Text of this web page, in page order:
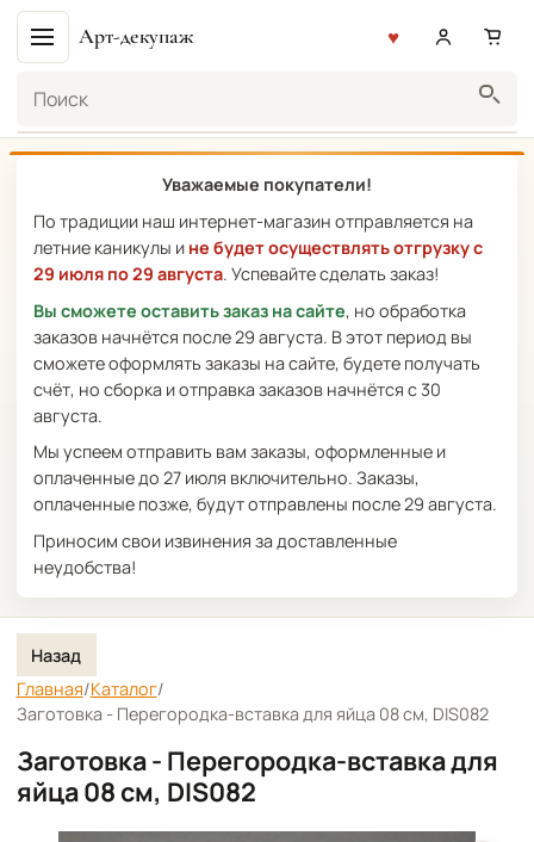
Арт-декупаж
Уважаемые покупатели!
По традиции наш интернет-магазин отправляется на
летние каникулы и не будет осуществлять отгрузку с
29 июля по 29 августа. Успевайте сделать заказ!
Вы сможете оставить заказ на сайте, но обработка
заказов начнётся после 29 августа. В этот период вы
сможете оформлять заказы на сайте, будете получать
счёт, но сборка и отправка заказов начнётся с 30
августа.
Мы успеем отправить вам заказы, оформленные и
оплаченные до 27 июля включительно. Заказы,
оплаченные позже, будут отправлены после 29 августа.
Приносим свои извинения за доставленные
неудобства!
Назад
Главная/Каталог/
Заготовка - Перегородка-вставка для яйца 08 см, DIS082
Заготовка - Перегородка-вставка для
яйца 08 см, DIS082